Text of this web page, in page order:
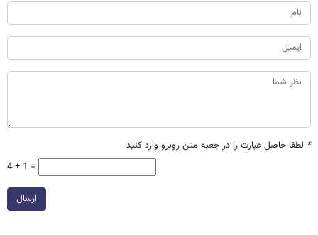
* لطفا حاصل عبارت را در جعبه متن روبرو وارد کنید
4 + 1 =
ارسال